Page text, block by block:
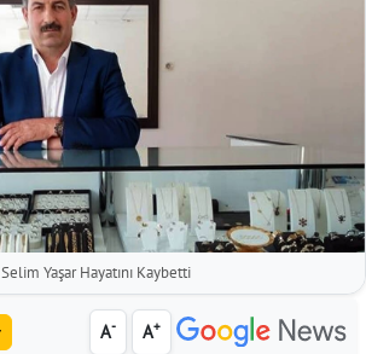
Selim Yaşar Hayatını Kaybetti
A- A+